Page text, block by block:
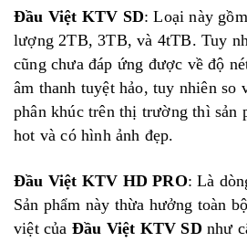
Đầu Việt KTV SD: Loại này
lượng 2TB, 3TB, và 4tTB. Tuy
cũng chưa đáp ứng được về độ
âm thanh tuyệt hảo, tuy nhiên so
phân khúc trên thị trường thì sản
hot và có hình ảnh đẹp.
Đầu Việt KTV HD PRO: Là
Sản phẩm này thừa hưởng toàn
việt của Đầu Việt KTV SDnhư